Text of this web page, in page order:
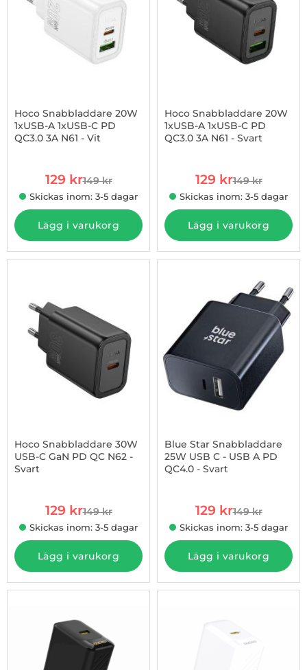
Hoco Snabbladdare 20W
1xUSB-A 1xUSB-C PD
QC3.0 3A N61 - Vit
rea pris
129 krtidigare pris
149 kr
Skickas inom: 3-5 dagar
Lägg i varukorg
Hoco Snabbladdare 20W
1xUSB-A 1xUSB-C PD
QC3.0 3A N61 - Svart
rea pris
129 krtidigare pris
149 kr
Skickas inom: 3-5 dagar
Lägg i varukorg
Hoco Snabbladdare 30W
USB-C GaN PD QC N62 -
Svart
rea pris
129 krtidigare pris
149 kr
Skickas inom: 3-5 dagar
Lägg i varukorg
Blue Star Snabbladdare
25W USB C - USB A PD
QC4.0 - Svart
rea pris
129 krtidigare pris
149 kr
Skickas inom: 3-5 dagar
Lägg i varukorg